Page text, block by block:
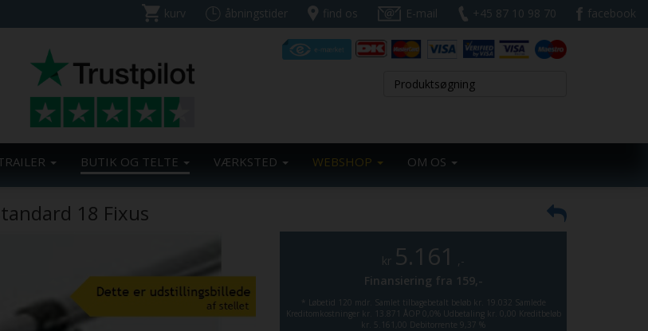
kurv åbningstider find os E-mail +45 87 10 98 70 facebook
BUTIK OG TELTE VÆRKSTED WEBSHOP OM OS
18 Fixus
kr 5.161
,-
Finansiering fra 159,-
* Løbetid 120 mdr. Samlet tilbagebetalt beløb kr. 19.032
Samlede
Kreditomkostninger kr. 13.871 ÅOP 0,0% Udbetaling kr. 0,00
Kreditbeløb
kr. 5.161,00
Debitorrente 9,37 %